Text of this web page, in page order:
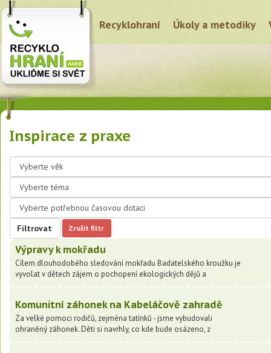
Recyklohraní Úkoly a metodiky
Inspirace z praxe
Filtrovat Zrušit filtr
Výpravy k mokřadu
Cílem dlouhodobého sledování mokřadu Badatelského kroužku je
vyvolat v dětech zájem o pochopení ekologických dějů a
Komunitní záhonek na Kabeláčově zahradě
Za velké pomoci rodičů, zejména tatínků - jsme vybudovali
ohraněný záhonek. Děti si navrhly, co kde bude osázeno, z